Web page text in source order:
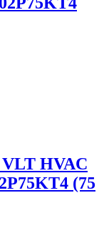
VLT HVAC
(75